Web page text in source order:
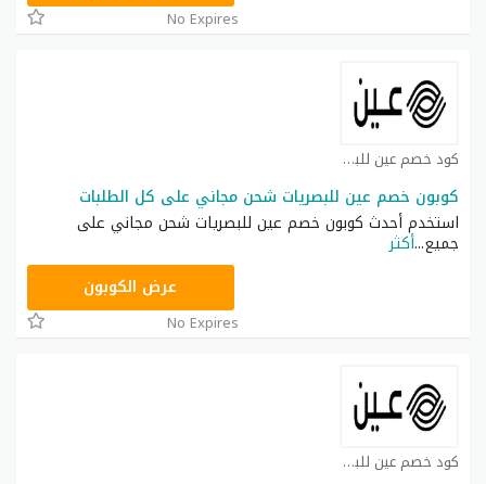
No Expires
كود خصم عين للبصريات كوبون
كوبون خصم عين للبصريات شحن مجاني على كل الطلبات
استخدم أحدث كوبون خصم عين للبصريات شحن مجاني على
جميع...أكثر
عرض الكوبون
No Expires
كود خصم عين للبصريات كوبون